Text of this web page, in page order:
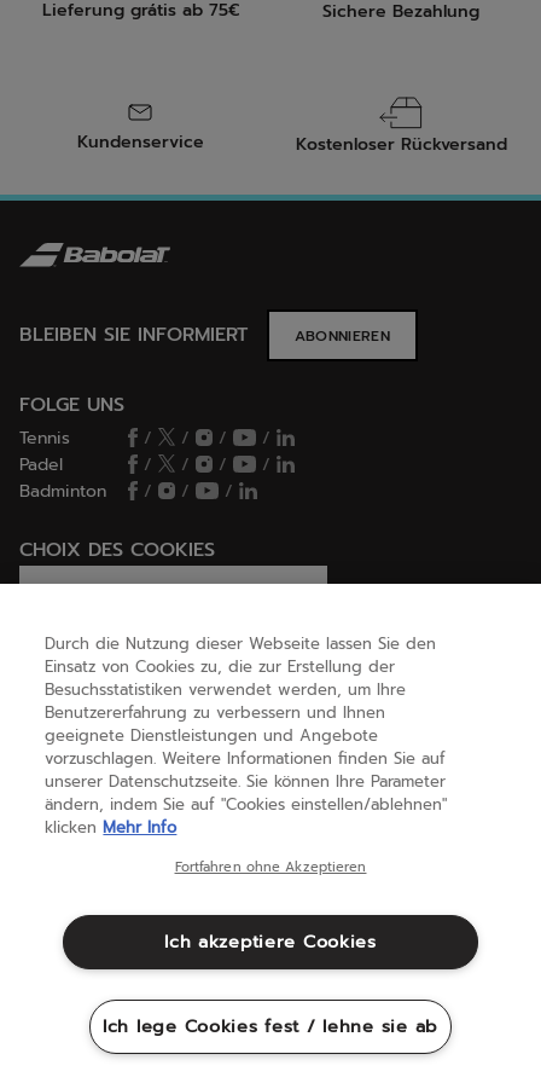
Lieferung grátis ab 75€ Sichere Bezahlung
Kundenservice Kostenloser Rückversand
BLEIBEN SIE INFORMIERT ABONNIEREN
FOLGE UNS
Tennis / / /
/
Padel
/ / /
/
Badminton
/ / /
CHOIX DES COOKIES
HILFE
ÜBER UNS
(deutsch)
Rechtliche Hinweise
Cookies
Sitemap
©Babolat
Durch die Nutzung dieser Webseite lassen Sie den
Einsatz von Cookies zu, die zur Erstellung der
Besuchsstatistiken verwendet werden, um Ihre
Benutzererfahrung zu verbessern und Ihnen
geeignete Dienstleistungen und Angebote
vorzuschlagen. Weitere Informationen finden Sie auf
unserer Datenschutzseite. Sie können Ihre Parameter
ändern, indem Sie auf "Cookies einstellen/ablehnen"
klicken Mehr Info
Fortfahren ohne Akzeptieren
Ich akzeptiere Cookies
Ich lege Cookies fest / lehne sie ab